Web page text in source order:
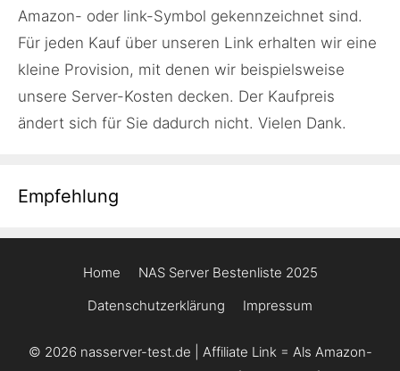
Amazon- oder link-Symbol gekennzeichnet sind.
Für jeden Kauf über unseren Link erhalten wir eine
kleine Provision, mit denen wir beispielsweise
unsere Server-Kosten decken. Der Kaufpreis
ändert sich für Sie dadurch nicht. Vielen Dank.
Empfehlung
Home
NAS Server Bestenliste 2025
Datenschutzerklärung
Impressum
© 2026 nasserver-test.de | Affiliate Link = Als Amazon-